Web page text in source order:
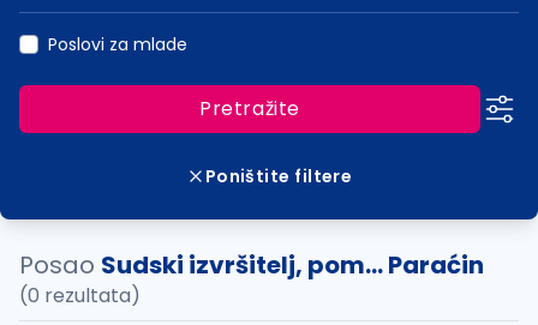
Poslovi za mlade
Pretražite
Poništite filtere
Posao Sudski izvršitelj, pom... Paraćin
(0 rezultata)